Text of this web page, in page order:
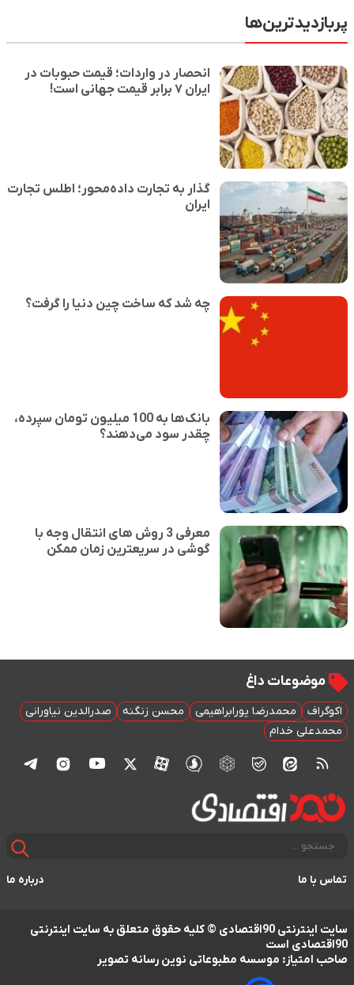
پربازدیدترین‌ها
انحصار در واردات؛ قیمت حبوبات در
ایران ۷ برابر قیمت جهانی است!
گذار به تجارت داده‌محور؛ اطلس تجارت
ایران
چه شد که ساخت چین دنیا را گرفت؟
بانک‌ها به 100 میلیون تومان سپرده،
چقدر سود می‌دهند؟
معرفی 3 روش های انتقال وجه با
گوشی در سریعترین زمان ممکن
موضوعات داغ
اکوگراف محمدرضا پورابراهیمی محسن زنگنه
صدرالدین نیاورانی
محمدعلی خدام
تماس با ما درباره ما
سایت اینترنتی 90اقتصادی © کلیه حقوق متعلق به سایت اینترنتی
90اقتصادی است
صاحب امتیاز: موسسه مطبوعاتی نوین رسانه تصویر